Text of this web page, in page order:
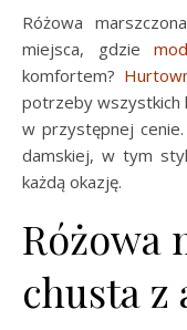
Różowa marszczona chusta z aplikacją – czy szukasz
miejsca, gdzie
komfortem?
potrzeby wszystkich
w przystępnej cenie.
damskiej, w tym
każdą okazję.
Różowa
chusta z